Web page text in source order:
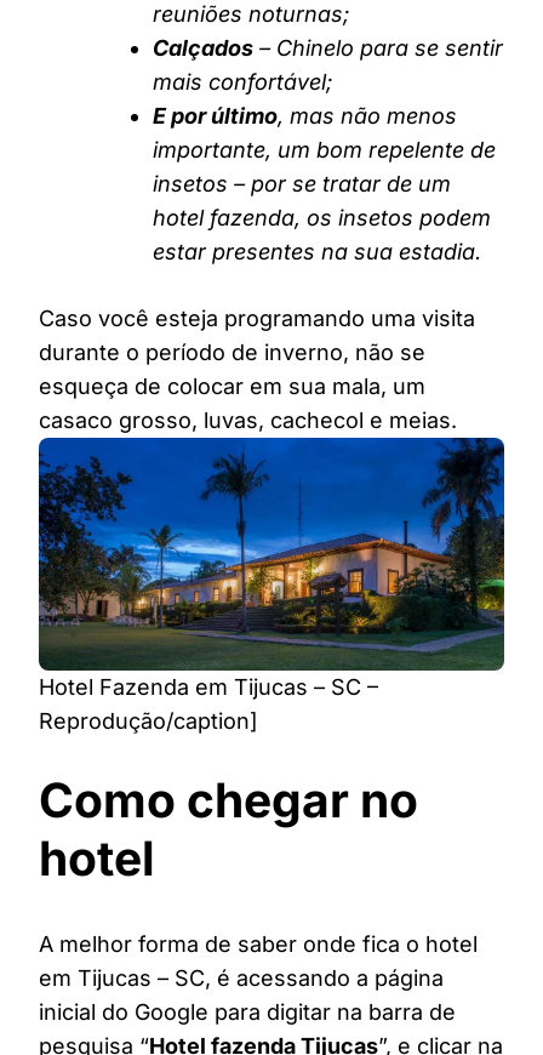
reuniões noturnas;
Calçados – Chinelo para se sentir
mais confortável;
E por último, mas não menos
importante, um bom repelente de
insetos – por se tratar de um
hotel fazenda, os insetos podem
estar presentes na sua estadia.
Caso você esteja programando uma visita
durante o período de inverno, não se
esqueça de colocar em sua mala, um
casaco grosso, luvas, cachecol e meias.
Hotel Fazenda em Tijucas – SC –
Reprodução/caption]
Como chegar no
hotel
A melhor forma de saber onde fica o hotel
em Tijucas – SC, é acessando a página
inicial do Google para digitar na barra de
pesquisa “Hotel fazenda Tijucas”, e clicar na